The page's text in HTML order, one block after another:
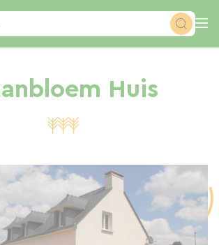
Huis
paneel